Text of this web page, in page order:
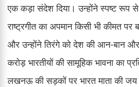
एक कड़ा संदेश दिया। उन्होंने स्पष्ट रूप से
राष्ट्रगीत का अपमान किसी भी कीमत पर
और उन्होंने तिरंगे को देश की आन-बान
करोड़ भारतीयों की सामूहिक भावना का
लखनऊ की सड़कों पर भारत माता की जय